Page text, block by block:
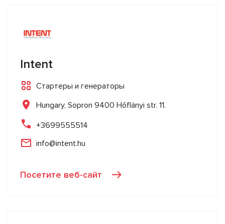
Intent
Стартеры и генераторы
Hungary, Sopron 9400 Hőflányi str. 11.
+3699555514
info@intent.hu
Посетите веб-сайт